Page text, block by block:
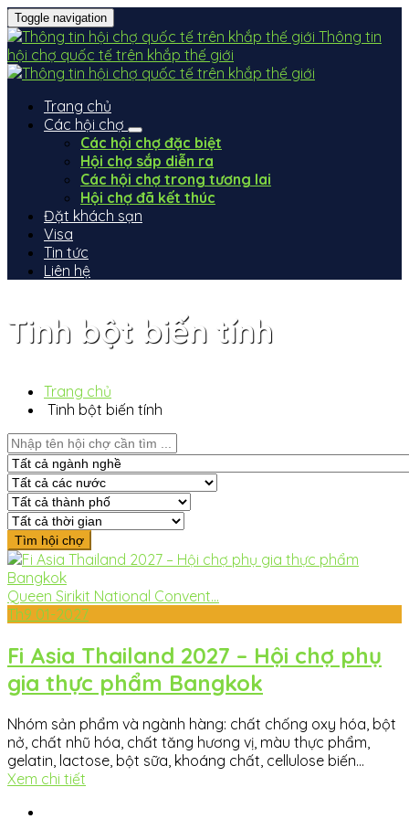
Toggle navigation
Thông tin
hội chợ quốc tế trên khắp thế giới
Trang chủ
Các hội chợ
Các hội chợ đặc biệt
Hội chợ sắp diễn ra
Các hội chợ trong tương lai
Hội chợ đã kết thúc
Đặt khách sạn
Visa
Tin tức
Liên hệ
Tinh bột biến tính
Trang chủ
Tinh bột biến tính
Queen Sirikit National Convent...
Th9 01-2027
Fi Asia Thailand 2027 – Hội chợ phụ
gia thực phẩm Bangkok
Nhóm sản phẩm và ngành hàng: chất chống oxy hóa, bột
nở, chất nhũ hóa, chất tăng hương vị, màu thực phẩm,
gelatin, lactose, bột sữa, khoáng chất, cellulose biến...
Xem chi tiết